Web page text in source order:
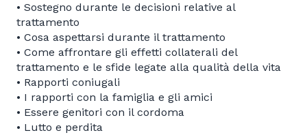
• Sostegno durante le decisioni relative al
trattamento
• Cosa aspettarsi durante il trattamento
• Come affrontare gli effetti collaterali del
trattamento e le sfide legate alla qualità della vita
• Rapporti coniugali
• I rapporti con la famiglia e gli amici
• Essere genitori con il cordoma
• Lutto e perdita